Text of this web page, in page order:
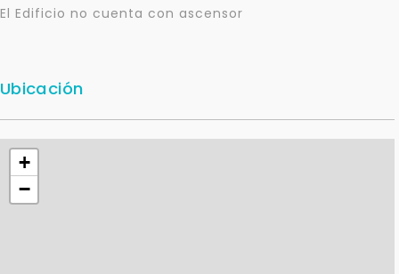
El Edificio no cuenta con ascensor
Ubicación
+
−